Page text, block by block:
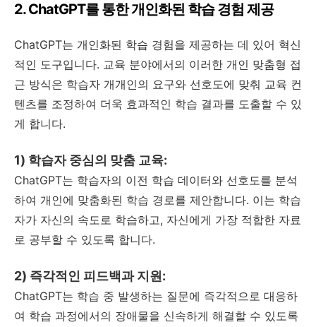
2. ChatGPT를 통한 개인화된 학습 경험 제공
ChatGPT는 개인화된 학습 경험을 제공하는 데 있어 혁신
적인 도구입니다. 교육 분야에서의 이러한 개인 맞춤형 접
근 방식은 학습자 개개인의 요구와 선호도에 맞춰 교육 컨
텐츠를 조정하여 더욱 효과적인 학습 결과를 도출할 수 있
게 합니다.
1) 학습자 중심의 맞춤 교육:
ChatGPT는 학습자의 이전 학습 데이터와 선호도를 분석
하여 개인에 맞춤화된 학습 경로를 제안합니다. 이는 학습
자가 자신의 속도로 학습하고, 자신에게 가장 적합한 자료
로 공부할 수 있도록 합니다.
2) 즉각적인 피드백과 지원:
ChatGPT는 학습 중 발생하는 질문에 즉각적으로 대응하
여 학습 과정에서의 장애물을 신속하게 해결할 수 있도록